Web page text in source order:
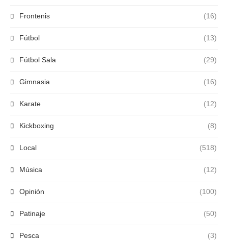
Frontenis (16)
Fútbol (13)
Fútbol Sala (29)
Gimnasia (16)
Karate (12)
Kickboxing (8)
Local (518)
Música (12)
Opinión (100)
Patinaje (50)
Pesca (3)